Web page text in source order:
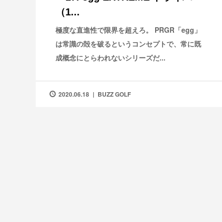
（1...
極度な直進性で限界を超えろ。 PRGR「egg」
は常識の殻を破るというコンセプトで、常に既
成概念にとらわれないシリーズだ...
2020.06.18 BUZZ GOLF